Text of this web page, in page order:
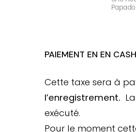
PAIEMENT EN EN
Cette taxe sera à
l’enregistrement.
exécuté.
Pour le moment